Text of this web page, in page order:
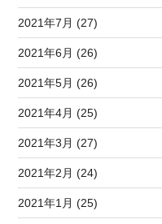
2021年7月 (27)
2021年6月 (26)
2021年5月 (26)
2021年4月 (25)
2021年3月 (27)
2021年2月 (24)
2021年1月 (25)